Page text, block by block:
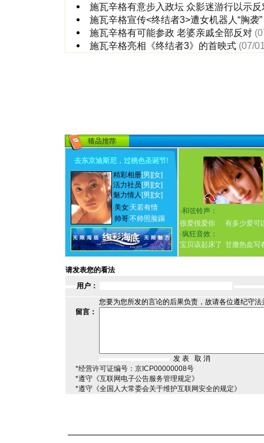
施瓦辛格有意步入政坛 众影迷游行以示反
施瓦辛格宣传<终结者3>遭女机器人“胸袭”
施瓦辛格有可能参政 老婆亲戚全部反对
施瓦辛格亮相《终结者3》的首映式 (07/
去东京迪斯尼，过桃色圣诞节!
精彩相册[男] [女]
活力社员 [男] [女]
魅力情人 [男] [女]
美女 天若有情
帅哥不帅照脸踢
·和弦铃声：
很爱很爱你
有多少爱可
·疯狂音效：
宝贝该起床了 甘撒热血写
请发表您的看法
用户：
您要为您所发的言论的后果负责，故请各位遵纪守
留言：
*经营许可证编号：京ICP00000008号
*遵守《互联网电子公告服务管理规定》
*遵守《全国人大常委会关于维护互联网安全的规定》